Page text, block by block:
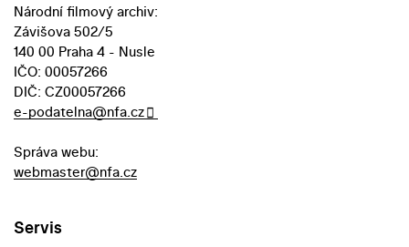
Národní filmový archiv:
Závišova 502/5
140 00 Praha 4 - Nusle
IČO: 00057266
DIČ: CZ00057266
e-podatelna@nfa.cz
Správa webu:
webmaster@nfa.cz
Servis